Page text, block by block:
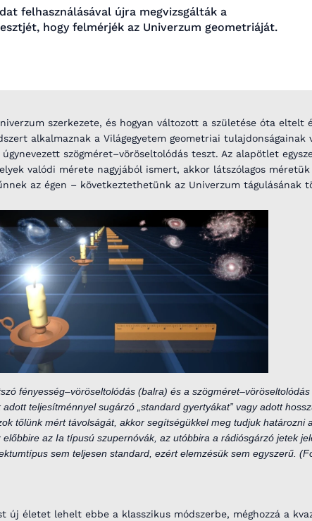
felhasználásával újra megvizsgálták a
hogy felmérjék az Univerzum geometriáját.
szerkezete, és hogyan változott a születése óta eltelt
alkalmaznak a Világegyetem geometriai tulajdonságainak
szögméret–vöröseltolódás teszt. Az alapötlet
valódi mérete nagyjából ismert, akkor látszólagos
az égen – következtethetünk az Univerzum tágulásának
fényesség–vöröseltolódás (balra) és a
teljesítménnyel sugárzó „standard gyertyákat” vagy adott
tőlünk mért távolságát, akkor segítségükkel meg tudjuk határozni
az Ia típusú szupernóvák, az utóbbira a rádiósgárzó jetek
sem teljesen standard, ezért elemzésük sem egyszerű.
új életet lehelt ebbe a klasszikus módszerbe, méghozzá a